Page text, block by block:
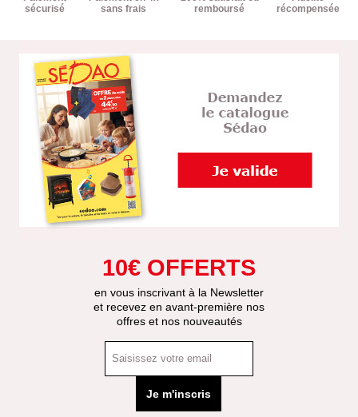
sécurisé
sans frais
remboursé
récompensée
10€ OFFERTS
en vous inscrivant à la Newsletter
et recevez en avant-première nos
offres et nos nouveautés
Je m'inscris